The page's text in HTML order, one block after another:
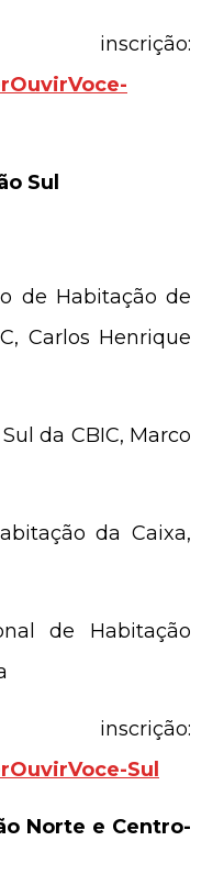
Sul
de Habitação de
Carlos Henrique
da CBIC, Marco
da Caixa,
de Habitação
Sul
Norte e Centro-